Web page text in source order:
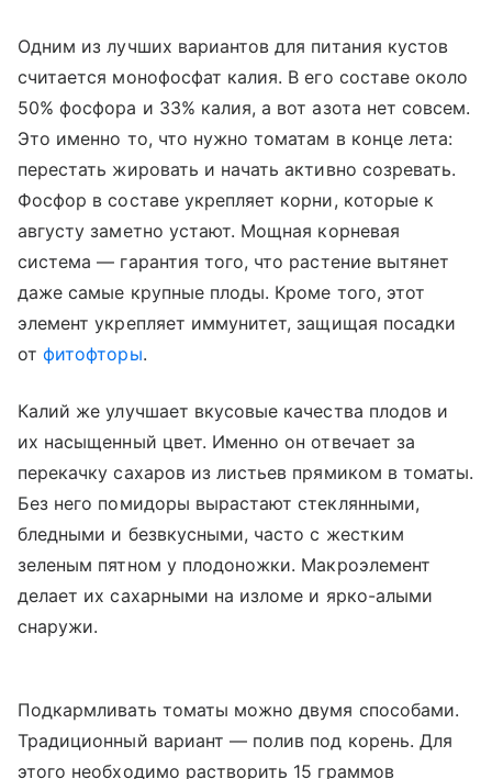
Одним из лучших вариантов для питания кустов
считается монофосфат калия. В его составе около
50% фосфора и 33% калия, а вот азота нет совсем.
Это именно то, что нужно томатам в конце лета:
перестать жировать и начать активно созревать.
Фосфор в составе укрепляет корни, которые к
августу заметно устают. Мощная корневая
система — гарантия того, что растение вытянет
даже самые крупные плоды. Кроме того, этот
элемент укрепляет иммунитет, защищая посадки
отфитофторы.
Калий же улучшает вкусовые качества плодов и
их насыщенный цвет. Именно он отвечает за
перекачку сахаров из листьев прямиком в томаты.
Без него помидоры вырастают стеклянными,
бледными и безвкусными, часто с жестким
зеленым пятном у плодоножки. Макроэлемент
делает их сахарными на изломе и ярко-алыми
снаружи.
Подкармливать томаты можно двумя способами.
Традиционный вариант — полив под корень. Для
этого необходимо растворить 15 граммов